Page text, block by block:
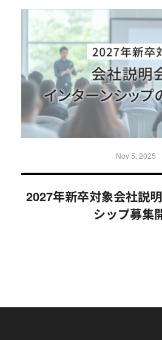
Nov 5, 2025
2027年新卒対象会社説
シップ募集